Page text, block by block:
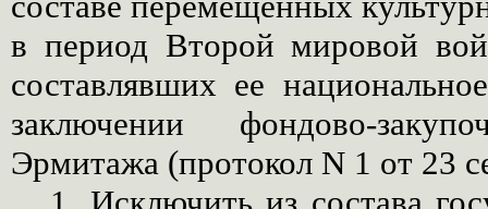
в период Второй мировой
составлявших ее
заключении фондово-
Эрмитажа (протокол N 1 от 23